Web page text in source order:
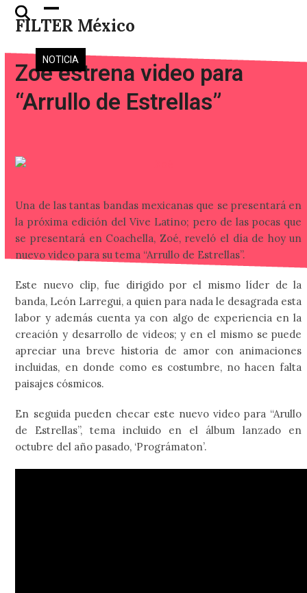
Skip
FILTER México
Open
mobile
menu
Close
mobile
menu
NOTICIA
Zoé estrena video para
“Arrullo de Estrellas”
Una de las tantas bandas mexicanas que se presentará en
la próxima edición del Vive Latino; pero de las pocas que
se presentará en Coachella, Zoé, reveló el día de hoy un
nuevo video para su tema “Arrullo de Estrellas”.
Este nuevo clip, fue dirigido por el mismo líder de la
banda, León Larregui, a quien para nada le desagrada esta
labor y además cuenta ya con algo de experiencia en la
creación y desarrollo de videos; y en el mismo se puede
apreciar una breve historia de amor con animaciones
incluidas, en donde como es costumbre, no hacen falta
paisajes cósmicos.
En seguida pueden checar este nuevo video para “Arullo
de Estrellas”, tema incluido en el álbum lanzado en
octubre del año pasado, ‘Prográmaton’.